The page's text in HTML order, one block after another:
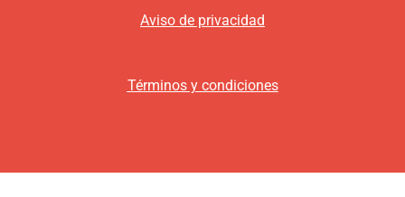
Aviso de privacidad
Términos y condiciones